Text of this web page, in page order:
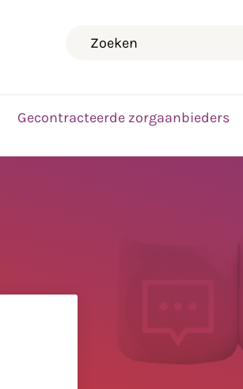
Gecontracteerde zorgaanbieders